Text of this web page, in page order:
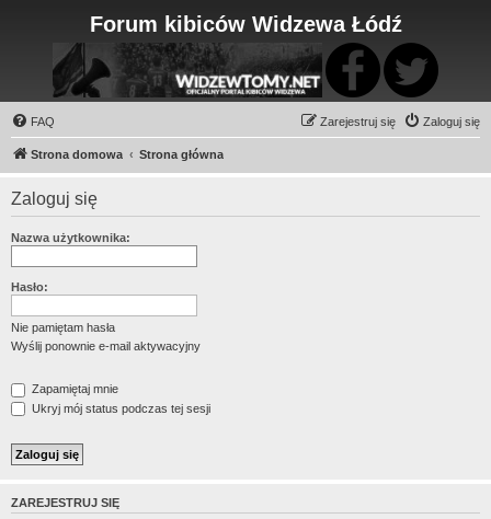
Forum kibiców Widzewa Łódź
FAQ Zaloguj się
Zarejestruj się
Strona domowa Strona główna
Zaloguj się
Nazwa użytkownika:
Hasło:
Nie pamiętam hasła
Wyślij ponownie e-mail aktywacyjny
Zapamiętaj mnie
Ukryj mój status podczas tej sesji
ZAREJESTRUJ SIĘ